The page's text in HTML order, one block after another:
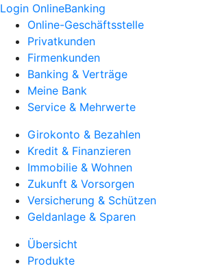
Login OnlineBanking
Online-Geschäftsstelle
Privatkunden
Firmenkunden
Banking & Verträge
Meine Bank
Service & Mehrwerte
Girokonto & Bezahlen
Kredit & Finanzieren
Immobilie & Wohnen
Zukunft & Vorsorgen
Versicherung & Schützen
Geldanlage & Sparen
Übersicht
Produkte